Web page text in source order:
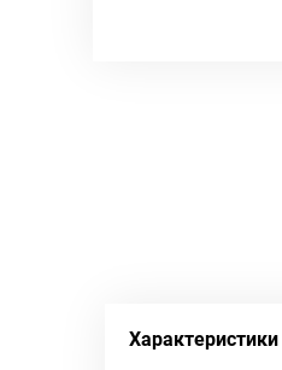
Характеристики